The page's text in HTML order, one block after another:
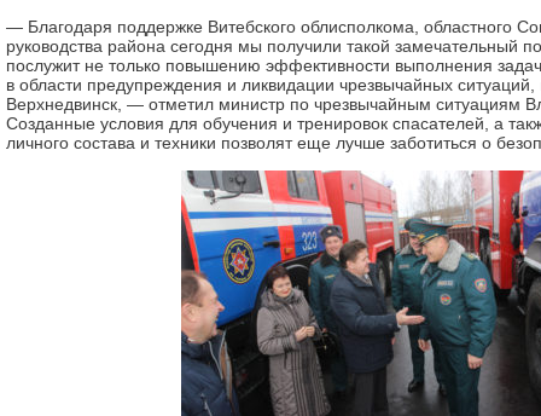
— Благодаря поддержке Витебского облисполкома, областного
руководства района сегодня мы получили такой замечательный
послужит не только повышению эффективности выполнения
в области предупреждения и ликвидации чрезвычайных ситуаций,
Верхнедвинск, — отметил министр по чрезвычайным ситуациям
Созданные условия для обучения и тренировок спасателей, а
личного состава и техники позволят еще лучше заботиться о